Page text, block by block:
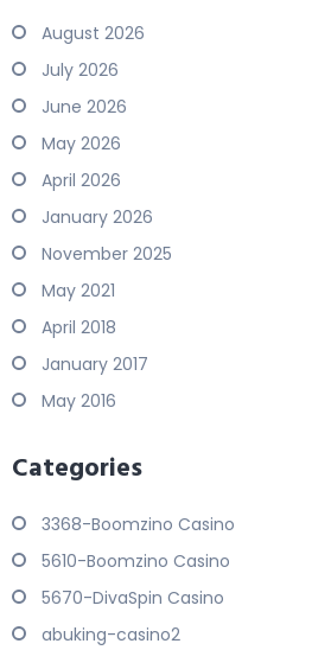
August 2026
July 2026
June 2026
May 2026
April 2026
January 2026
November 2025
May 2021
April 2018
January 2017
May 2016
Categories
3368-Boomzino Casino
5610-Boomzino Casino
5670-DivaSpin Casino
abuking-casino2